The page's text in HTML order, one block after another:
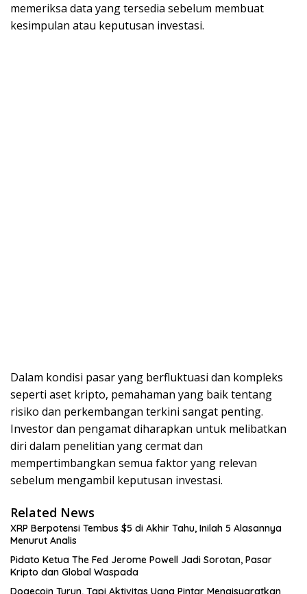
memeriksa data yang tersedia sebelum membuat
kesimpulan atau keputusan investasi.
Dalam kondisi pasar yang berfluktuasi dan kompleks
seperti aset kripto, pemahaman yang baik tentang
risiko dan perkembangan terkini sangat penting.
Investor dan pengamat diharapkan untuk melibatkan
diri dalam penelitian yang cermat dan
mempertimbangkan semua faktor yang relevan
sebelum mengambil keputusan investasi.
Related News
XRP Berpotensi Tembus $5 di Akhir Tahu, Inilah 5 Alasannya
Menurut Analis
Pidato Ketua The Fed Jerome Powell Jadi Sorotan, Pasar
Kripto dan Global Waspada
Dogecoin Turun, Tapi Aktivitas Uang Pintar Mengisyaratkan